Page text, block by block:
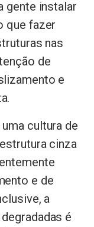
gente instalar
que fazer
nas
de
e
cultura de
cinza
e de
a
é